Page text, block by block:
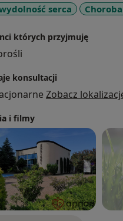
serca
których przyjmuję
konsultacji
Zobacz
i filmy